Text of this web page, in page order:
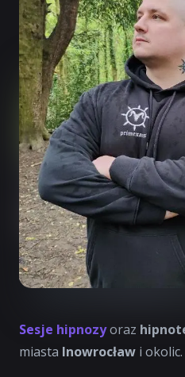
Sesje hipnozyoraz
miasta Inowrocław i okolic.